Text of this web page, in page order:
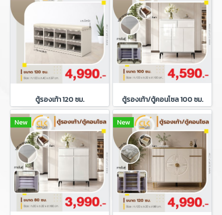
ตู้รองเท้า 120 ซม. ตู้รองเท้า/ตู้คอนโซล 100 ซม.
New New